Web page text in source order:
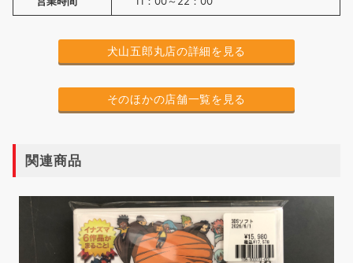
犬山五郎丸店の詳細を見る
そのほかの店舗一覧を見る
関連商品